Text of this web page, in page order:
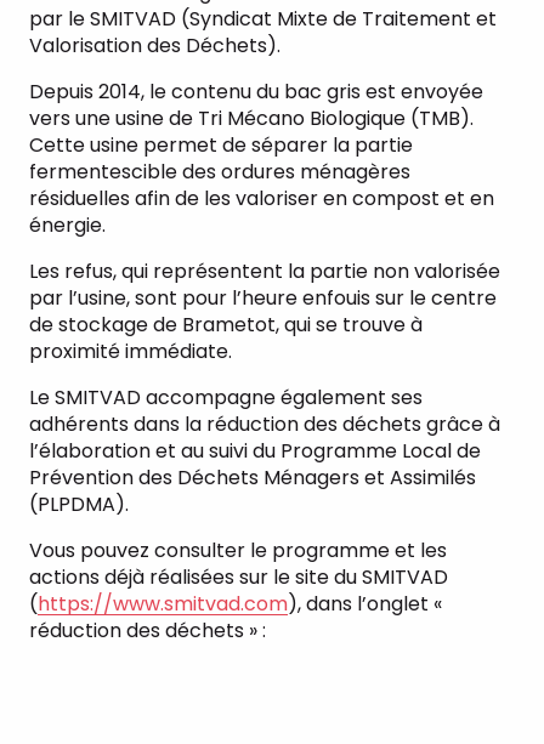
par le SMITVAD (Syndicat Mixte de Traitement et
Valorisation des Déchets).
Depuis 2014, le contenu du bac gris est envoyée
vers une usine de Tri Mécano Biologique (TMB).
Cette usine permet de séparer la partie
fermentescible des ordures ménagères
résiduelles afin de les valoriser en compost et en
énergie.
Les refus, qui représentent la partie non valorisée
par l’usine, sont pour l’heure enfouis sur le centre
de stockage de Brametot, qui se trouve à
proximité immédiate.
Le SMITVAD accompagne également ses
adhérents dans la réduction des déchets grâce à
l’élaboration et au suivi du Programme Local de
Prévention des Déchets Ménagers et Assimilés
(PLPDMA).
Vous pouvez consulter le programme et les
actions déjà réalisées sur le site du SMITVAD
(https://www.smitvad.com), dans l’onglet «
réduction des déchets » :